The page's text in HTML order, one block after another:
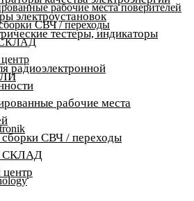
рабочие места поверителей
СВЧ / переходы
СКЛАД
электроустановок
тестеры, индикаторы
радиоэлектронной
рабочие места
СВЧ / переходы
СКЛАД